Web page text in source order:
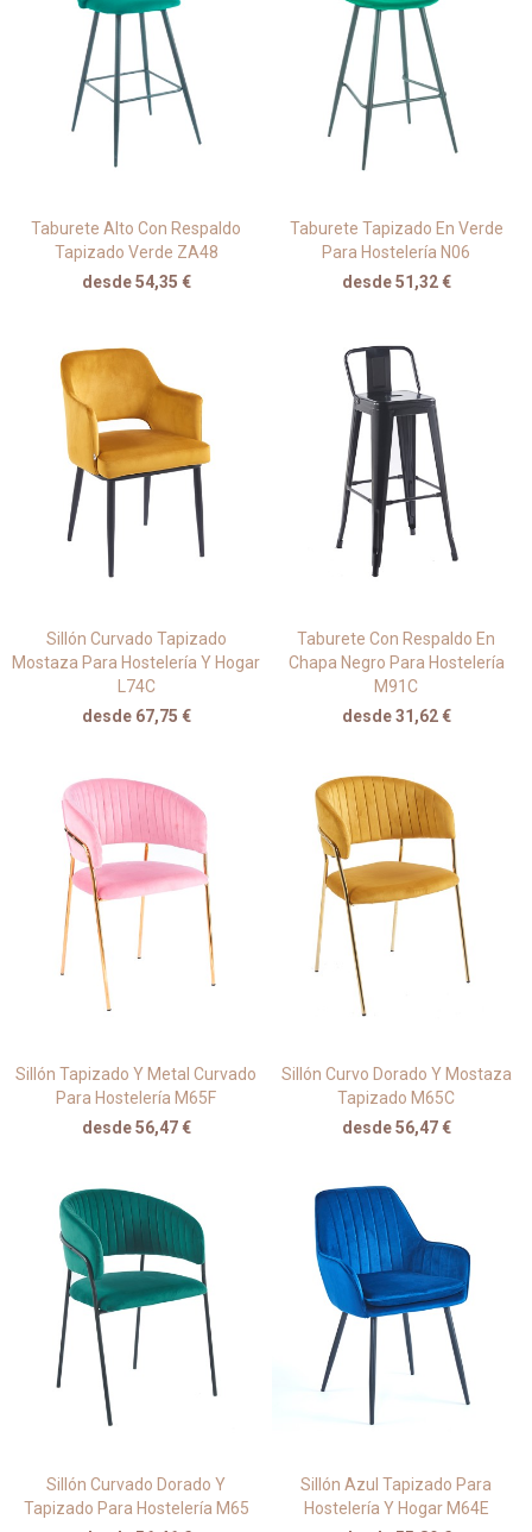
Taburete Alto Con Respaldo
Tapizado Verde ZA48
desde 54,35 €
Taburete Tapizado En Verde
Para Hostelería N06
desde 51,32 €
Sillón Curvado Tapizado
Mostaza Para Hostelería Y Hogar
L74C
desde 67,75 €
Taburete Con Respaldo En
Chapa Negro Para Hostelería
M91C
desde 31,62 €
Sillón Tapizado Y Metal Curvado
Para Hostelería M65F
desde 56,47 €
Sillón Curvo Dorado Y Mostaza
Tapizado M65C
desde 56,47 €
Sillón Curvado Dorado Y
Tapizado Para Hostelería M65
Sillón Azul Tapizado Para
Hostelería Y Hogar M64E